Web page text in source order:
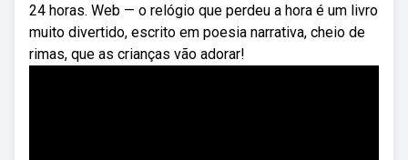
24 horas. Web — o relógio que perdeu a hora é um livro
muito divertido, escrito em poesia narrativa, cheio de
rimas, que as crianças vão adorar!